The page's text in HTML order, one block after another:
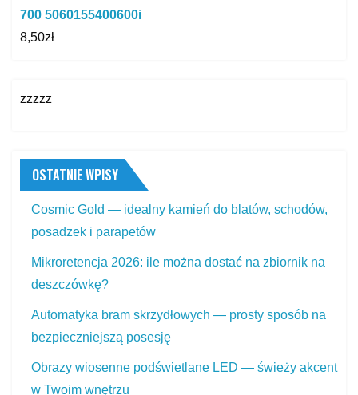
700 5060155400600i
8,50zł
zzzzz
OSTATNIE WPISY
Cosmic Gold — idealny kamień do blatów, schodów,
posadzek i parapetów
Mikroretencja 2026: ile można dostać na zbiornik na
deszczówkę?
Automatyka bram skrzydłowych — prosty sposób na
bezpieczniejszą posesję
Obrazy wiosenne podświetlane LED — świeży akcent
w Twoim wnętrzu